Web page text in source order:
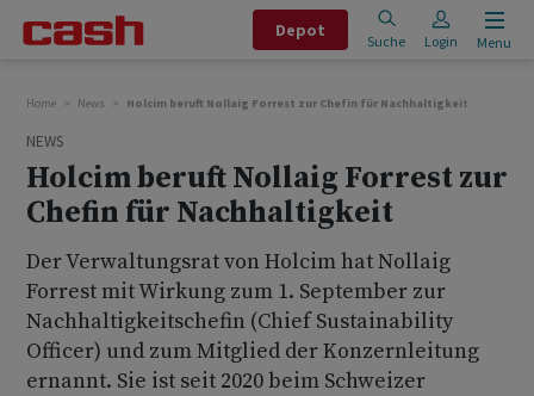
Depot
Suche Login Menu
Home News Holcim beruft Nollaig Forrest zur Chefin für Nachhaltigkeit
NEWS
Holcim beruft Nollaig Forrest zur
Chefin für Nachhaltigkeit
Der Verwaltungsrat von Holcim hat Nollaig
Forrest mit Wirkung zum 1. September zur
Nachhaltigkeitschefin (Chief Sustainability
Officer) und zum Mitglied der Konzernleitung
ernannt. Sie ist seit 2020 beim Schweizer